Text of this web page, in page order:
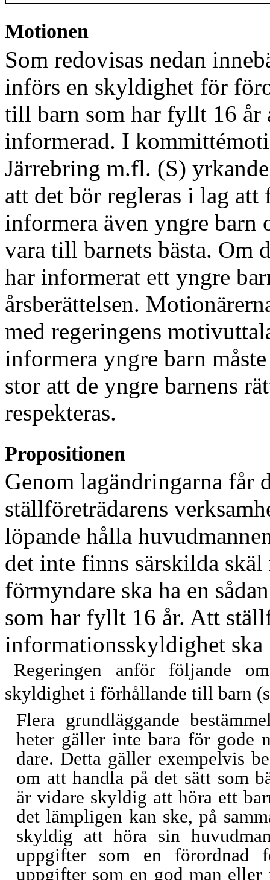
Motionen
Som redovisas nedan
införs en skyldighet för
till barn som har fyllt 16 år
informerad. I
Järrebring m.fl. (S)
att det bör regleras i lag
informera även yngre barn
vara till barnets bästa. Om
har informerat ett yngre
årsberättelsen.
med regeringens
informera yngre barn
stor att de yngre barnens
respekteras.
Propositionen
Genom lagändringarna får
ställföreträdarens verk
löpande hålla
det inte finns särskilda
förmyndare ska ha en
som har fyllt 16 år. Att
informationsskyldighet ska
Regeringen anför följande
skyldighet i förhållande till barn
Flera grundläggande
heter gäller inte bara för gode
dare. Detta gäller exempelvis
om att handla på det sätt som
är vidare skyldig att höra ett
det lämpligen kan ske, på
skyldig att höra sin
uppgifter som en förordnad
uppgifter som en god man